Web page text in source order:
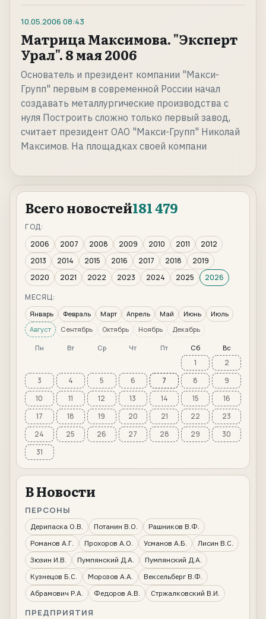
10.05.2006 08:43
Матрица Максимова. "Эксперт
Урал". 8 мая 2006
Основатель и президент компании "Макси-
Групп" первым в современной России начал
создавать металлургические производства с
нуля Построить сложно только первый завод,
считает президент ОАО "Макси-Групп" Николай
Максимов. На площадках своей компани
Всего новостей181 479
ГОД:
2006
2007 2008 2009 2010 2011
2012
2013
2014 2015 2016 2017 2018
2019
2020
2021 2022 2023 2024 2025
2026
МЕСЯЦ:
Январь Февраль Март Апрель Май Июнь
Июль
Август
Сентябрь Октябрь Ноябрь Декабрь
Пн Вт Ср Чт Пт Сб Вс
1
2
3
4 5 6 7 8
9
10
11 12 13 14 15
16
17
18 19 20 21 22
23
24
25 26 27 28 29
30
31
В Новости
ПЕРСОНЫ
Дерипаска О.В. Потанин В.О.
Рашников В.Ф.
Романов А.Г.
Прохоров А.О. Усманов А.Б.
Лисин В.С.
Зюзин И.В.
Пумпянский Д.А.
Пумпянский Д.А.
Кузнецов Б.С.
Морозов А.А.
Вексельберг В.Ф.
Абрамович Р.А.
Федоров А.В. Стржалковский В.И.
ПРЕДПРИЯТИЯ